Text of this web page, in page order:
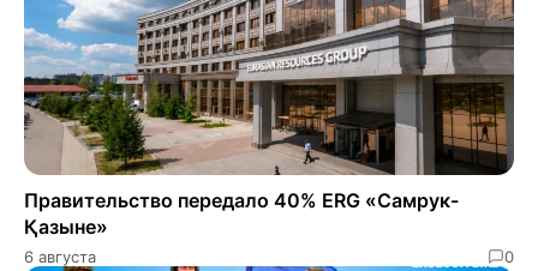
Правительство передало 40% ERG «Самрук-
Қазыне»
6 августа 0